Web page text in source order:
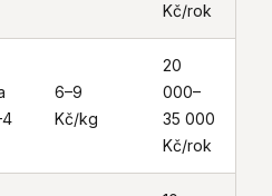
Kč/rok
6–9
Kč/kg
20
000–
35 000
Kč/rok